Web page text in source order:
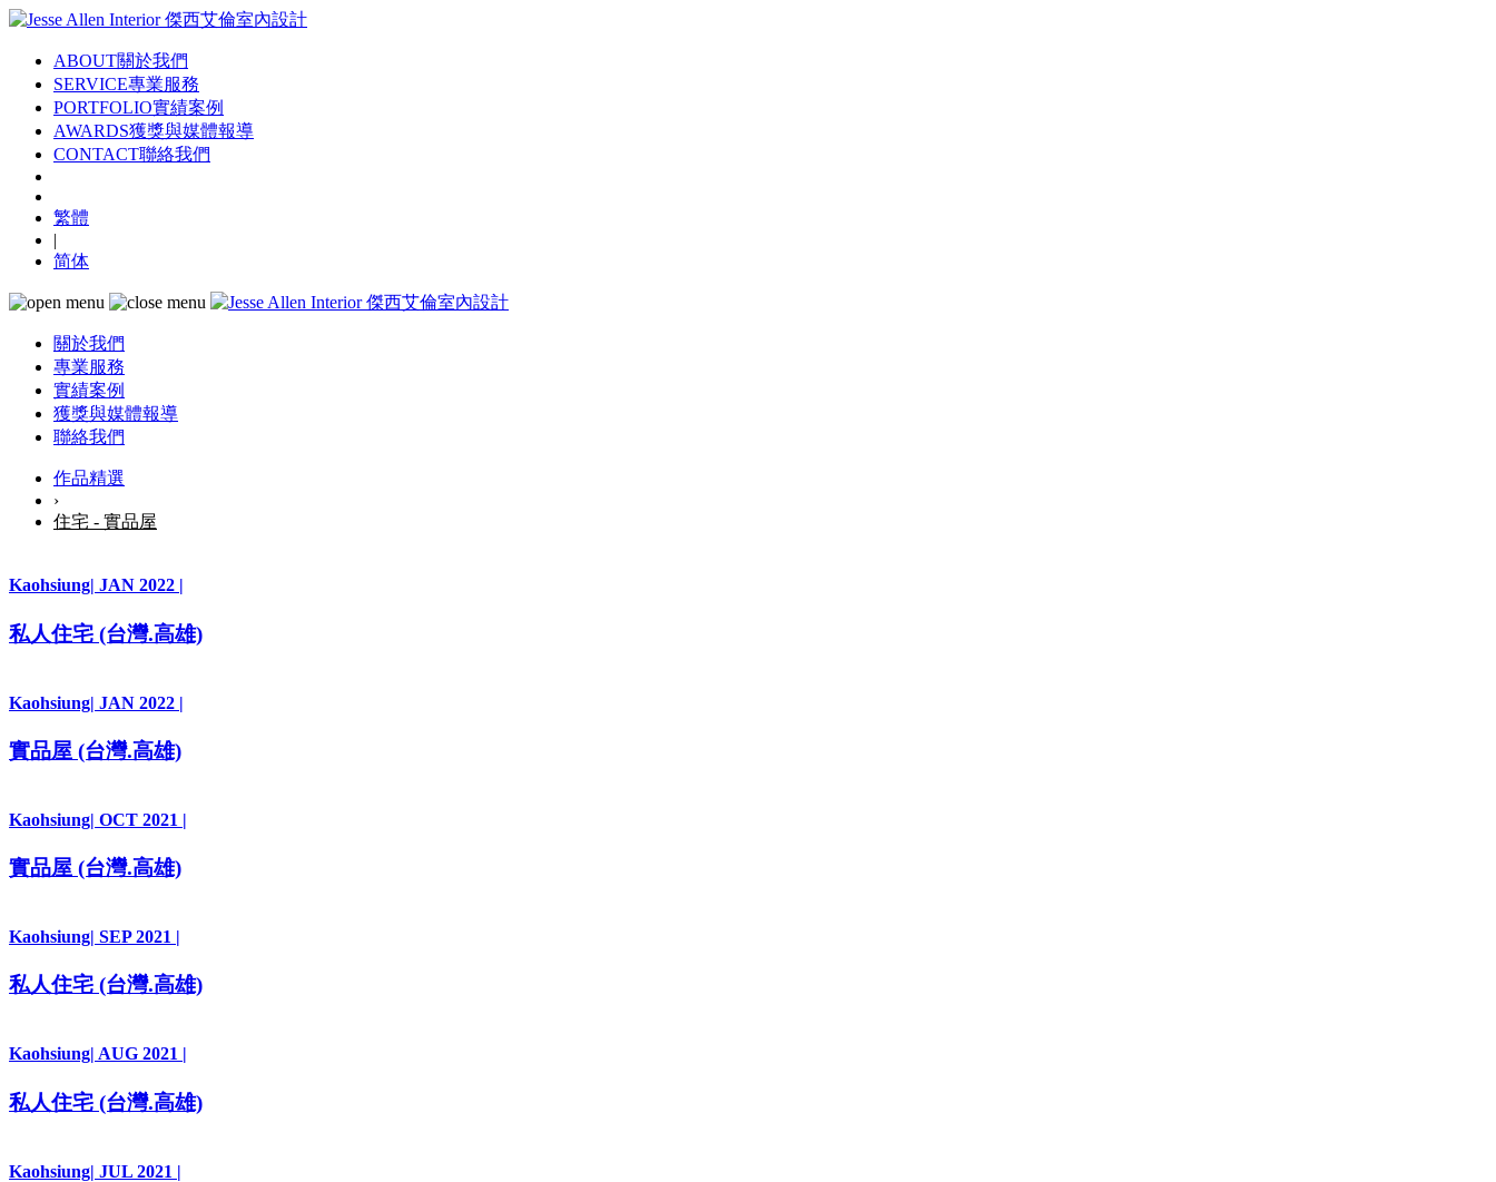
ABOUT關於我們
SERVICE專業服務
PORTFOLIO實績案例
AWARDS獲獎與媒體報導
CONTACT聯絡我們
繁體
|
简体
關於我們
專業服務
實績案例
獲獎與媒體報導
聯絡我們
作品精選
›
住宅 - 實品屋
Kaohsiung| JAN 2022 |
私人住宅 (台灣.高雄)
Kaohsiung| JAN 2022 |
實品屋 (台灣.高雄)
Kaohsiung| OCT 2021 |
實品屋 (台灣.高雄)
Kaohsiung| SEP 2021 |
私人住宅 (台灣.高雄)
Kaohsiung| AUG 2021 |
私人住宅 (台灣.高雄)
Kaohsiung| JUL 2021 |